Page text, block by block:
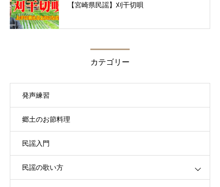
【宮崎県民謡】刈干切唄
カテゴリー
発声練習
郷土のお節料理
民謡入門
民謡の歌い方